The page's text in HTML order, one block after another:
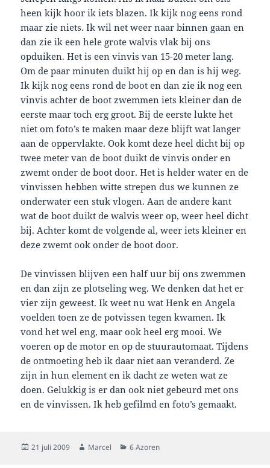
heen kijk hoor ik iets blazen. Ik kijk nog eens rond
maar zie niets. Ik wil net weer naar binnen gaan en
dan zie ik een hele grote walvis vlak bij ons
opduiken. Het is een vinvis van 15-20 meter lang.
Om de paar minuten duikt hij op en dan is hij weg.
Ik kijk nog eens rond de boot en dan zie ik nog een
vinvis achter de boot zwemmen iets kleiner dan de
eerste maar toch erg groot. Bij de eerste lukte het
niet om foto’s te maken maar deze blijft wat langer
aan de oppervlakte. Ook komt deze heel dicht bij op
twee meter van de boot duikt de vinvis onder en
zwemt onder de boot door. Het is helder water en de
vinvissen hebben witte strepen dus we kunnen ze
onderwater een stuk vlogen. Aan de andere kant
wat de boot duikt de walvis weer op, weer heel dicht
bij. Achter komt de volgende al, weer iets kleiner en
deze zwemt ook onder de boot door.
De vinvissen blijven een half uur bij ons zwemmen
en dan zijn ze plotseling weg. We denken dat het er
vier zijn geweest. Ik weet nu wat Henk en Angela
voelden toen ze de potvissen tegen kwamen. Ik
vond het wel eng, maar ook heel erg mooi. We
voeren op de motor en op de stuurautomaat. Tijdens
de ontmoeting heb ik daar niet aan veranderd. Ze
zijn in hun element en ik dacht ze weten wat ze
doen. Gelukkig is er dan ook niet gebeurd met ons
en de vinvissen. Ik heb gefilmd en foto’s gemaakt.
Geplaatst
21 juli 2009 Auteur
Marcel Categorieën
6 Azoren